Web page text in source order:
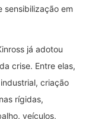
sensibilização em
já adotou
crise. Entre elas,
criação
rígidas,
veículos,